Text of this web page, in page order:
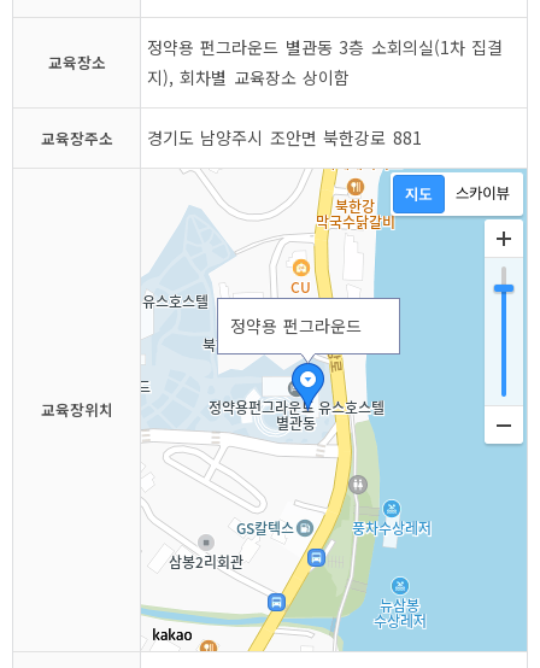
교육장소
정약용 펀그라운드 별관동 3층 소회의실(1차 집결
지), 회차별 교육장소 상이함
교육장주소 경기도 남양주시 조안면 북한강로 881
교육장위치
정약용 펀그라운드